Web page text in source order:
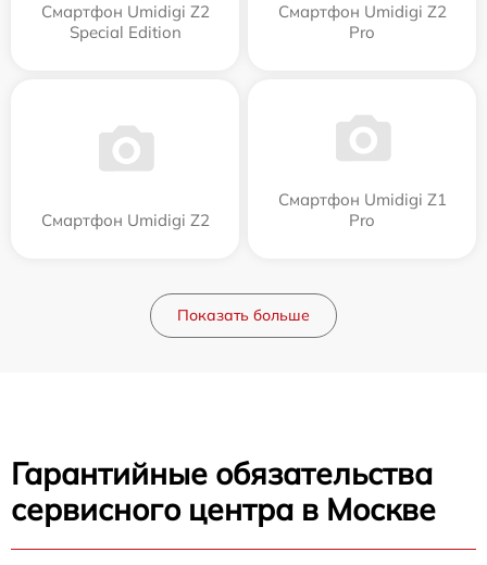
Смартфон Umidigi Z2
Special Edition
Смартфон Umidigi Z2
Pro
Смартфон Umidigi Z2
Смартфон Umidigi Z1
Pro
Показать больше
Гарантийные обязательства
сервисного центра в Москве